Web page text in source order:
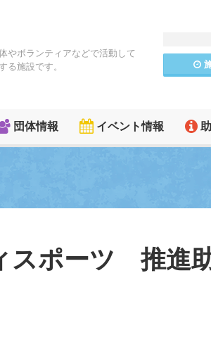
やボランティアなどで活動して
る施設です。
団体情報 イベント情報
スポーツ 推進